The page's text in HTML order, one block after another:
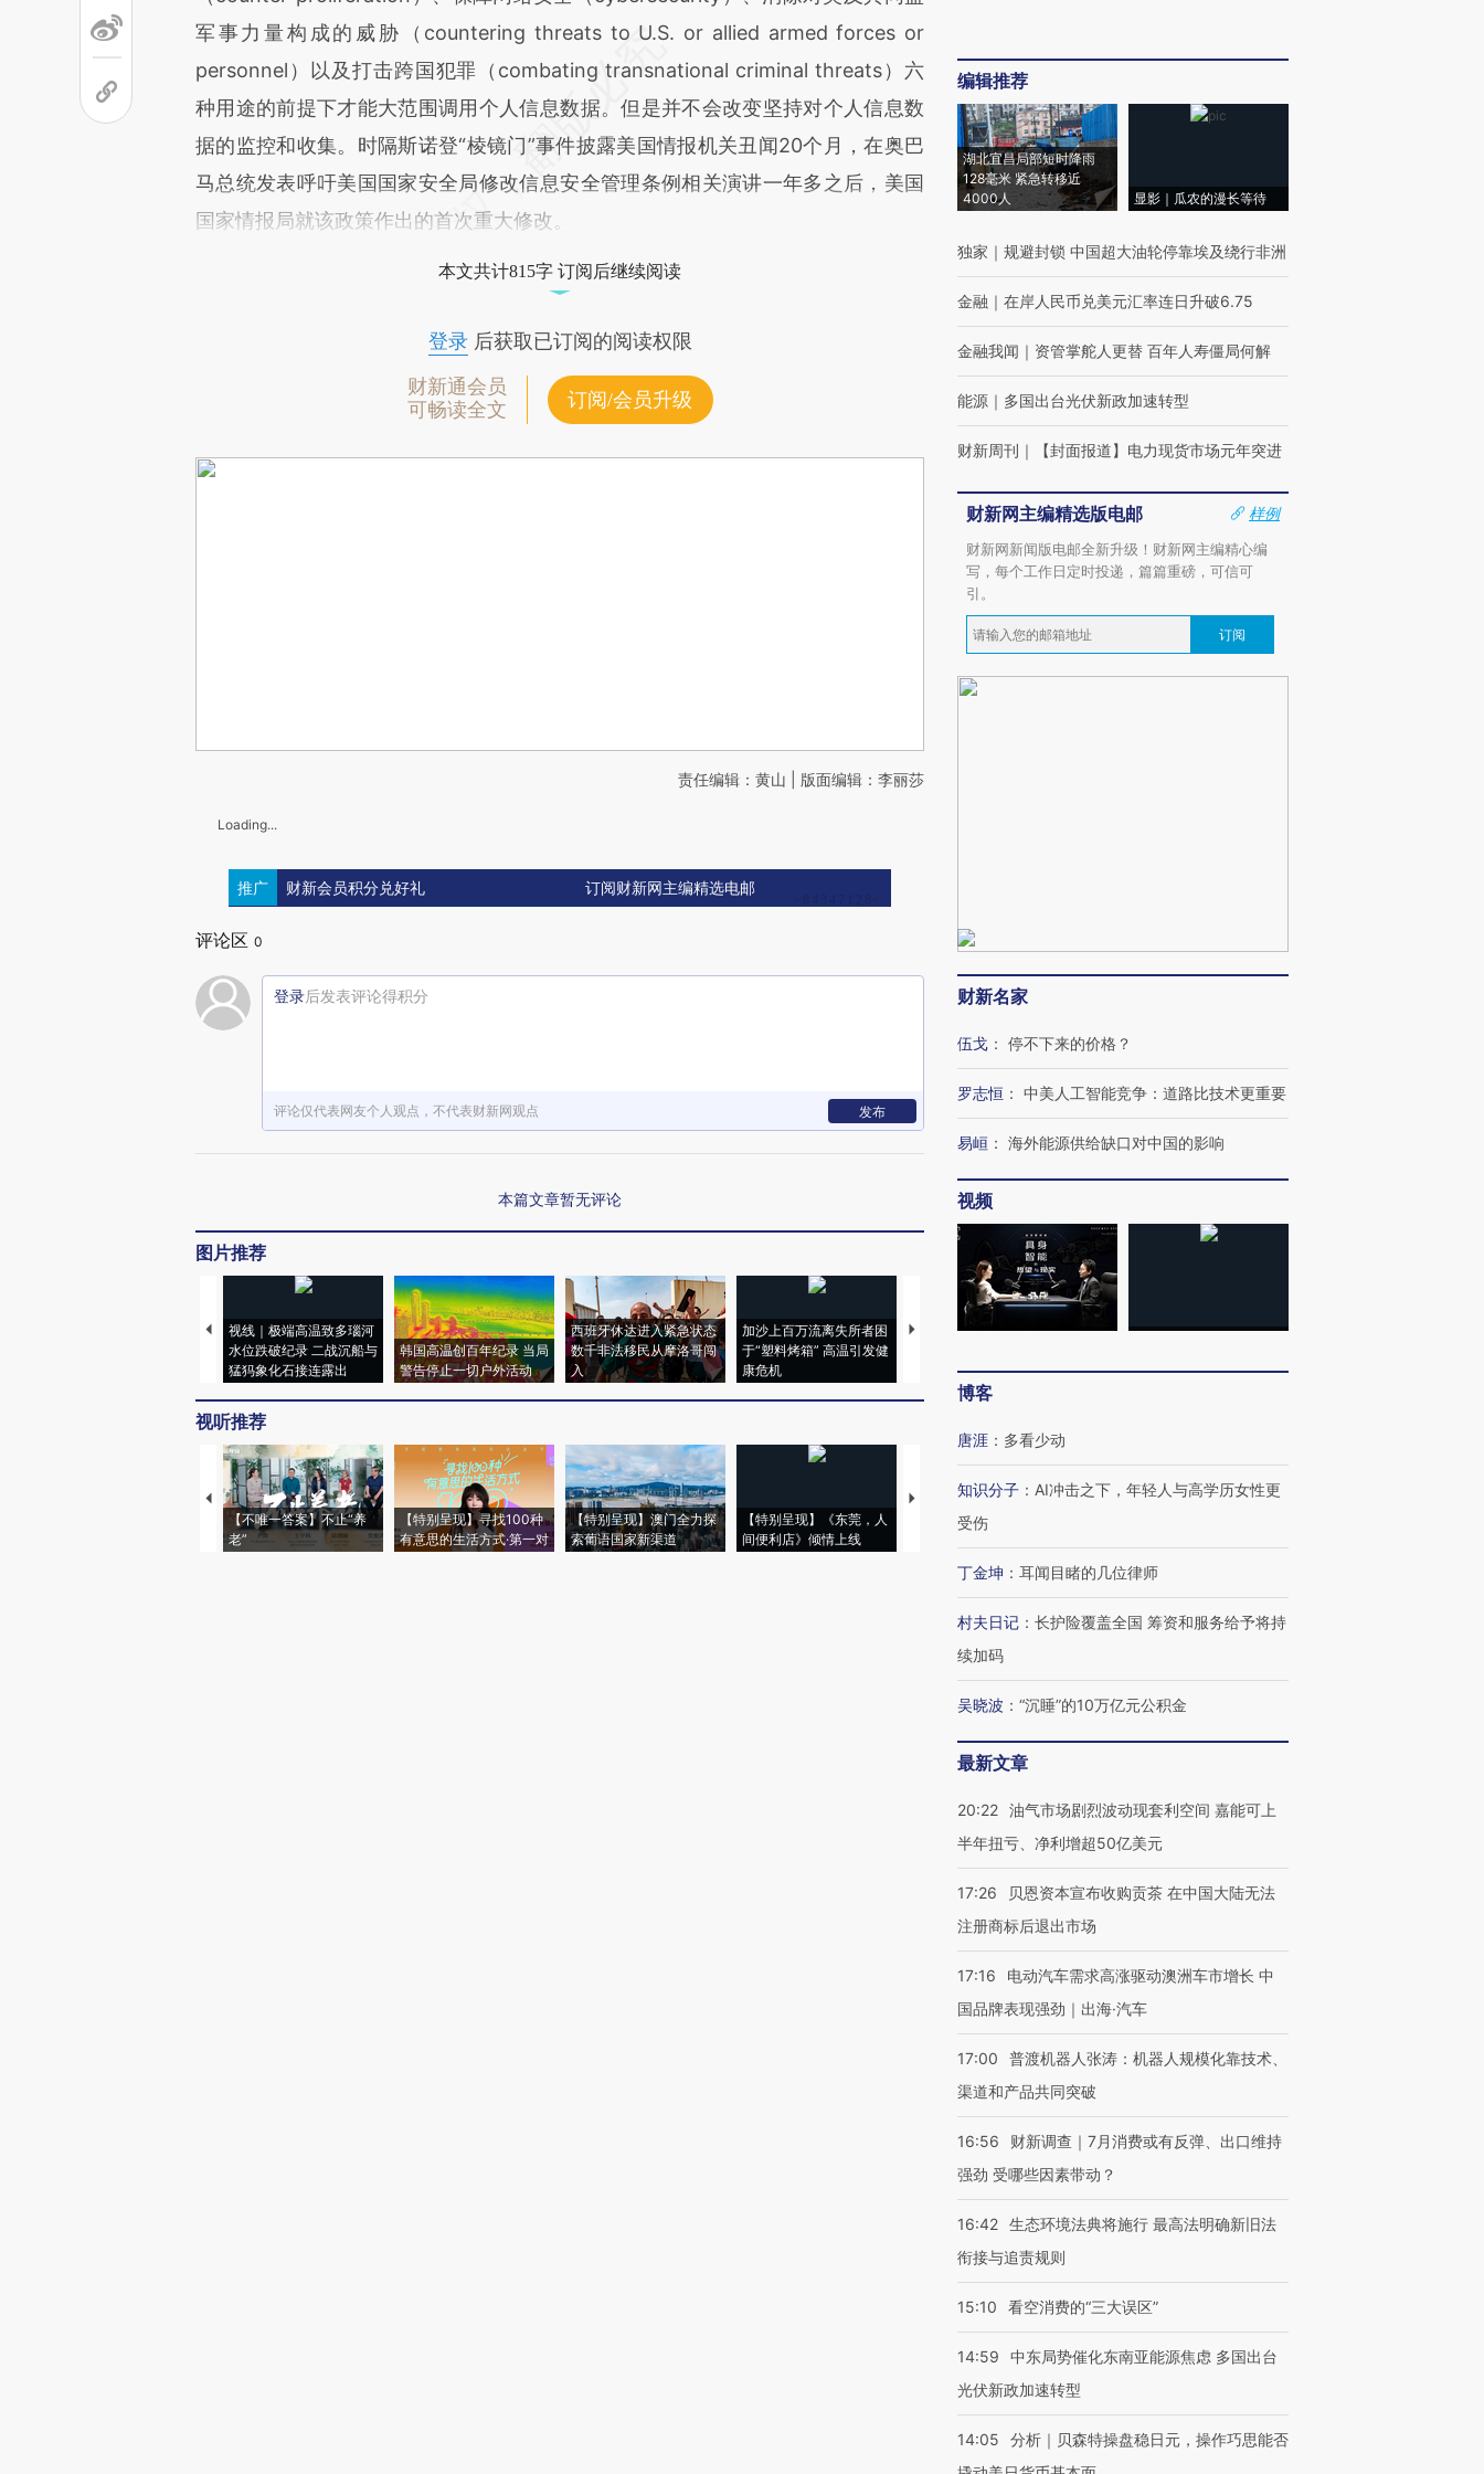
军事力量构成的威胁（countering threats to U.S. or allied armed forces or
personnel）以及打击跨国犯罪（combating transnational criminal threats）六
种用途的前提下才能大范围调用个人信息数据。但是并不会改变坚持对个人信息数
据的监控和收集。时隔斯诺登“棱镜门”事件披露美国情报机关丑闻20个月，在奥巴
马总统发表呼吁美国国家安全局修改信息安全管理条例相关演讲一年多之后，美国
国家情报局就该政策作出的首次重大修改。
本文共计815字 订阅后继续阅读
登录后获取已订阅的阅读权限
财新通会员
可畅读全文
订阅/会员升级
责任编辑：黄山 | 版面编辑：李丽莎
Loading...
推广 财新会员积分兑好礼 订阅财新网主编精选电邮
评论区 0
登录后发表评论得积分
评论仅代表网友个人观点，不代表财新网观点 发布
本篇文章暂无评论
图片推荐
视线｜极端高温致多瑙河
水位跌破纪录 二战沉船与
猛犸象化石接连露出
韩国高温创百年纪录 当局
警告停止一切户外活动
西班牙休达进入紧急状态
数千非法移民从摩洛哥闯
入
加沙上百万流离失所者困
于“塑料烤箱” 高温引发健
康危机
视线｜HYROX的吸金
心“花钱找虐”？
马航飞行员跨国走私7万
毒品
视线｜被称为“蟑螂”的印
育部长拱下台
视听推荐
【不唯一答案】不止“养
老”
【特别呈现】寻找100种
有意思的生活方式·第一对
【特别呈现】澳门全力探
索葡语国家新渠道
【特别呈现】《东莞，人
间便利店》倾情上线
【推广】走进第四届链博
会，让数智科技“链”接产
【商旅对话】华住集团
编辑推荐
湖北宜昌局部短时降雨
128毫米 紧急转移近
4000人
显影｜瓜农的漫长等待
独家 ｜ 规避封锁 中国超大油轮停靠埃及绕行非洲
金融 ｜ 在岸人民币兑美元汇率连日升破6.75
金融我闻 ｜ 资管掌舵人更替 百年人寿僵局何解
能源 ｜ 多国出台光伏新政加速转型
财新周刊 ｜ 【封面报道】电力现货市场元年突进
财新网主编精选版电邮
样例
财新网新闻版电邮全新升级！财新网主编精心编
写，每个工作日定时投递，篇篇重磅，可信可
引。
订阅
财新名家
伍戈 ： 停不下来的价格？
罗志恒 ： 中美人工智能竞争：道路比技术更重要
易峘 ： 海外能源供给缺口对中国的影响
视频
博客
唐涯 ： 多看少动
知识分子 ： AI冲击之下，年轻人与高学历女性更
受伤
丁金坤 ： 耳闻目睹的几位律师
村夫日记 ： 长护险覆盖全国 筹资和服务给予将持
续加码
吴晓波 ： “沉睡”的10万亿元公积金
最新文章
20:22 油气市场剧烈波动现套利空间 嘉能可上
半年扭亏、净利增超50亿美元
17:26
贝恩资本宣布收购贡茶 在中国大陆无法
注册商标后退出市场
17:16
电动汽车需求高涨驱动澳洲车市增长 中
国品牌表现强劲｜出海·汽车
17:00
普渡机器人张涛：机器人规模化靠技术、
渠道和产品共同突破
16:56
财新调查｜7月消费或有反弹、出口维持
强劲 受哪些因素带动？
16:42 生态环境法典将施行 最高法明确新旧法
衔接与追责规则
15:10 看空消费的“三大误区”
14:59
中东局势催化东南亚能源焦虑 多国出台
光伏新政加速转型
14:05
分析｜贝森特操盘稳日元，操作巧思能否